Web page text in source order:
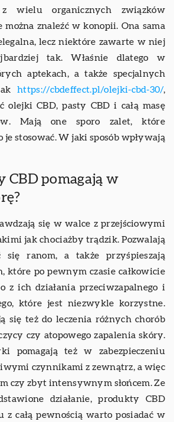
z wielu organicznych związków
można znaleźć w konopii. Ona sama
lecz niektóre zawarte w niej
tak. Właśnie dlatego w
aptekach, a także specjalnych
jakhttps://cbdeffect.pl/olejki-cbd-30/,
olejki CBD, pasty CBD i całą masę
Mają one sporo zalet, które
je stosować. W jaki sposób wpływają
CBD pomagają w
się w walce z przejściowymi
jak chociażby trądzik. Pozwalają
się ranom, a także przyśpieszają
które po pewnym czasie całkowicie
z ich działania przeciwzapalnego i
które jest niezwykle korzystne.
się też do leczenia różnych chorób
czy atopowego zapalenia skóry.
pomagają też w zabezpieczeniu
czynnikami z zewnątrz, a więc
czy zbyt intensywnym słońcem. Ze
działanie, produkty CBD
z całą pewnością warto posiadać w